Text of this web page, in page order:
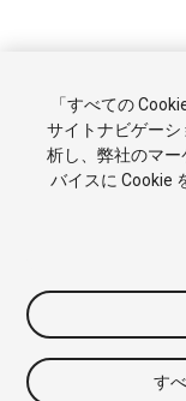
チュートリアル
トストア
商標と利用
ッキー
私の個人情
Cookie 優先設定
「すべての
サイトナビゲー
析し、弊社のマ
バイスに Cookie
す